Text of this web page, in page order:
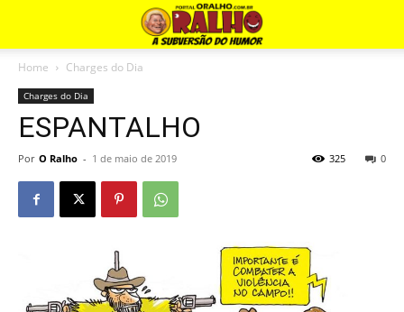
Home Charges do Dia
Charges do Dia
ESPANTALHO
Por O Ralho - 1 de maio de 2019 0
325